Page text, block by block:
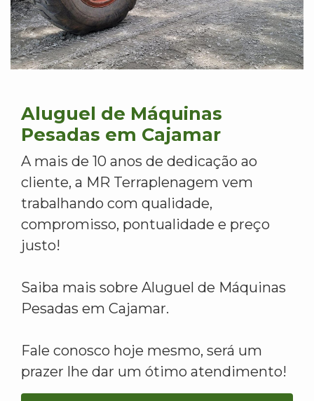
Aluguel de Máquinas
Pesadas em Cajamar
A mais de 10 anos de dedicação ao
cliente, a MR Terraplenagem vem
trabalhando com qualidade,
compromisso, pontualidade e preço
justo!
Saiba mais sobre Aluguel de Máquinas
Pesadas em Cajamar.
Fale conosco hoje mesmo, será um
prazer lhe dar um ótimo atendimento!